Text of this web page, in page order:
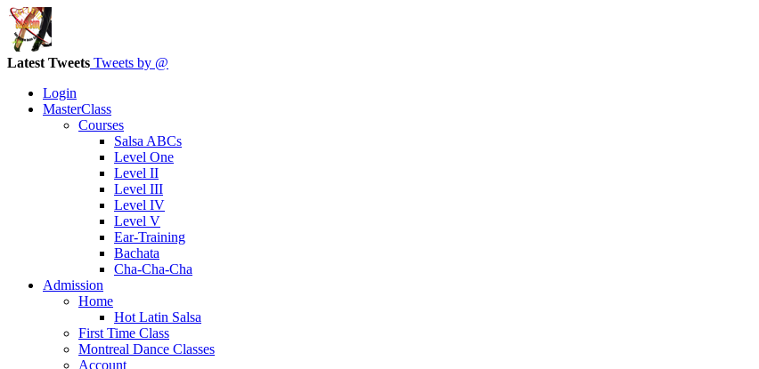
Latest Tweets Tweets by @
Login
MasterClass
Courses
Salsa ABCs
Level One
Level II
Level III
Level IV
Level V
Ear-Training
Bachata
Cha-Cha-Cha
Admission
Home
Hot Latin Salsa
First Time Class
Montreal Dance Classes
Account